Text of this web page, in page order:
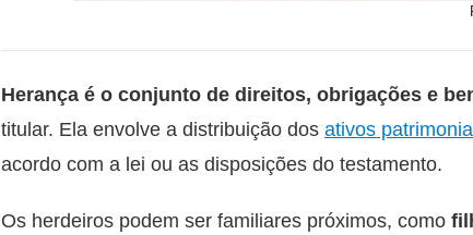
Herança é o conjunto de direitos, obrigações e
titular. Ela envolve a distribuição dos ativos
acordo com a lei ou as disposições do testamento.
Os herdeiros podem ser familiares próximos, como